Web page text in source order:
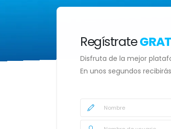
Regístrate
Disfruta de la mejor
En unos segundos